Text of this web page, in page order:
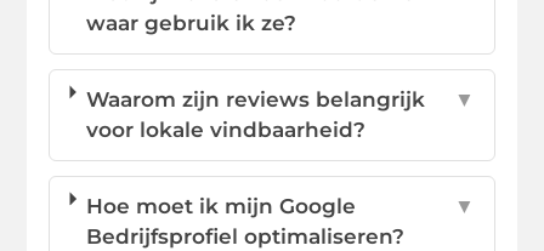
waar gebruik ik ze?
Waarom zijn reviews belangrijk
voor lokale vindbaarheid?
▼
Hoe moet ik mijn Google
Bedrijfsprofiel optimaliseren?
▼